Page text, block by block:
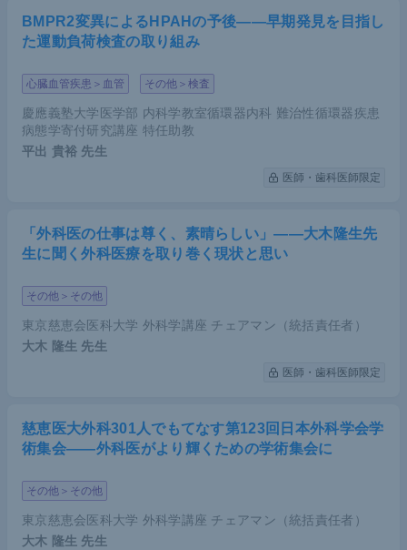
BMPR2変異によるHPAHの予後――早期発見を目指し
た運動負荷検査の取り組み
心臓血管疾患＞血管 その他＞検査
慶應義塾大学医学部 内科学教室循環器内科 難治性循環器疾患
病態学寄付研究講座 特任助教
平出 貴裕 先生
医師・歯科医師限定
「外科医の仕事は尊く、素晴らしい」――大木隆生先
生に聞く外科医療を取り巻く現状と思い
その他＞その他
東京慈恵会医科大学 外科学講座 チェアマン（統括責任者）
大木 隆生 先生
医師・歯科医師限定
慈恵医大外科301人でもてなす第123回日本外科学会学
術集会――外科医がより輝くための学術集会に
その他＞その他
東京慈恵会医科大学 外科学講座 チェアマン（統括責任者）
大木 隆生 先生